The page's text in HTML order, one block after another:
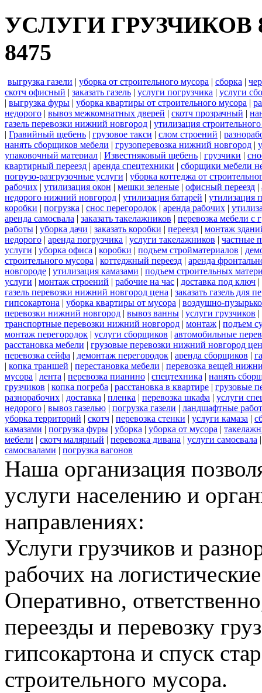
УСЛУГИ ГРУЗЧИКОВ 8-
8475
выгрузка газели | уборка от строительного мусора | сборка |
скотч офисный | заказать газель | услуги погрузчика | услуги
| выгрузка фуры | уборка квартиры от строительного мусора |
недорого | вывоз межкомнатных дверей | скотч прозрачный |
газель перевозки нижний новгород | утилизация
| Гравийный щебень | грузовое такси | слом строений |
нанять сборщиков мебели | грузоперевозка нижний новгород |
упаковочный материал | Известняковый щебень | грузчики |
квартирный переезд | аренда спецтехники | сборщики мебели
погрузо-разгрузочные услуги | уборка коттеджа от
рабочих | утилизация окон | мешки зеленые | офисный переезд |
недорого нижний новгород | утилизация батарей | утилизация
коробки | погрузка | снос перегородок | аренда рабочих |
аренда самосвала | заказать такелажников | перевозка мебели с
работы | уборка дачи | заказать коробки | переезд | монтаж
недорого | аренда погрузчика | услуги такелажников | частные
услуги | уборка офиса | коробки | подъем стройматериалов |
строительного мусора | коттеджный переезд | аренда
новгороде | утилизация камазами | подъем строительных
услуги | монтаж строений | рабочие на час | доставка под ключ |
газель перевозки нижний новгород цена | заказать газель для
гипсокартона | уборка квартиры от мусора | воздушно-
перевозки нижний новгород | вывоз ванны | услуги грузчиков |
транспортные перевозки нижний новгород | монтаж | подъем
монтаж перегородок | услуги сборщиков | автомобильные
расстановка мебели | грузовые перевозки нижний новгород
перевозка сейфа | демонтаж перегородок | аренда сборщиков |
| копка траншей | перестановка мебели | перевозка вещей
мусора | лента | перевозка пианино | спецтехника | нанять
грузчиков | копка погреба | расстановка в квартире | грузовые
разнорабочих | доставка | пленка | перевозка шкафа | услуги
недорого | вывоз газелью | погрузка газели | ландшафтные
уборка территорий | скотч | перевозка стенки | услуги камаза |
камазами | погрузка фуры | уборка | уборка от мусора |
мебели | скотч малярный | перевозка дивана | услуги самосвала
самосвалами | погрузка вагонов
Наша организация
услуги населению и
направлениях:
Услуги грузчиков и
рабочих на
Оперативно,
переезды и перевозку
гипсокартона и спуск
строительного мусора.